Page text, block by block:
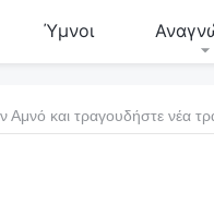
Ύμνοι
Αμνό και τραγουδήστε νέα